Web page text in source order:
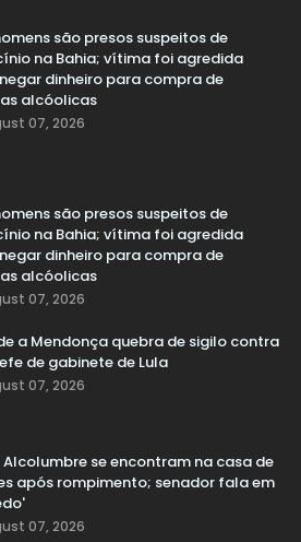
são presos suspeitos de
na Bahia; vítima foi agredida
dinheiro para compra de
alcóolicas
07, 2026
são presos suspeitos de
na Bahia; vítima foi agredida
dinheiro para compra de
alcóolicas
07, 2026
a Mendonça quebra de sigilo contra
de gabinete de Lula
07, 2026
Alcolumbre se encontram na casa de
após rompimento; senador fala em
07, 2026